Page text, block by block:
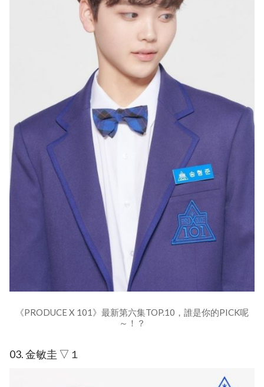
《PRODUCE X 101》最新第六集TOP.10，誰是你的PICK呢
～！？
03. 金敏圭 ▽１